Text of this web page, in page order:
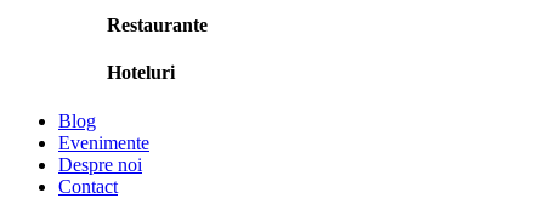
Restaurante
Hoteluri
Blog
Evenimente
Despre noi
Contact